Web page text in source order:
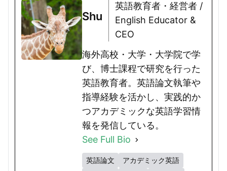
Shu
英語教育者・経営者 /
English Educator &
CEO
海外高校・大学・大学院で学
び、博士課程で研究を行った
英語教育者。英語論文執筆や
指導経験を活かし、実践的か
つアカデミックな英語学習情
報を発信している。
See Full Bio
英語論文 アカデミック英語